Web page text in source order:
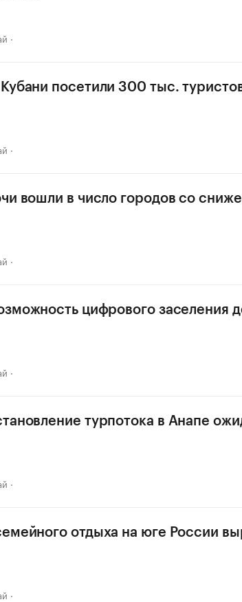
посетили 300 тыс.
вошли в число городов со
цифрового заселения
турпотока в Анапе
отдыха на юге России